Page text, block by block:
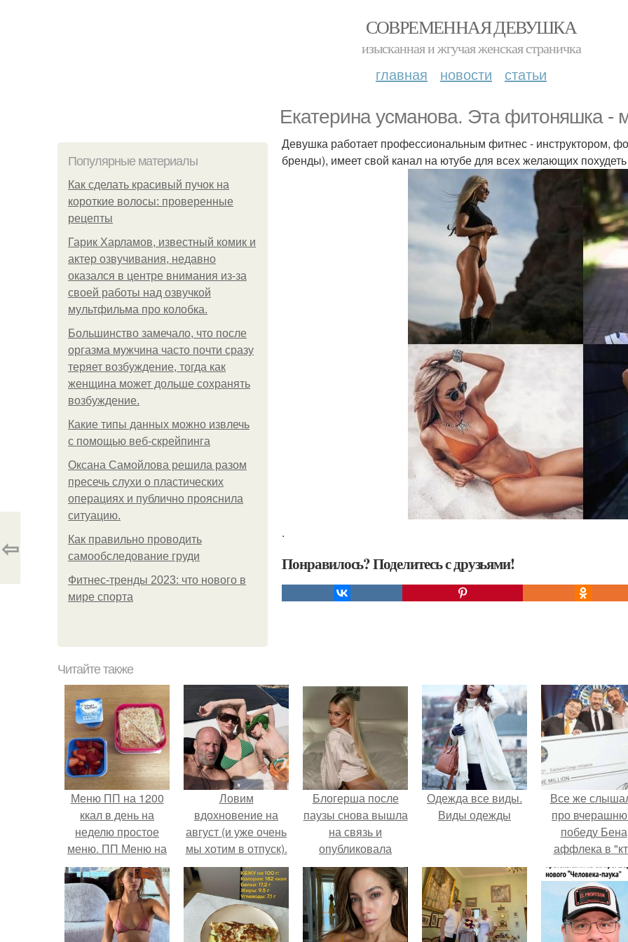
СОВРЕМЕННАЯ ДЕВУШКА
изысканная и жгучая женская страничка
главная новости статьи
Екатерина усманова. Эта фитоняшка -
Популярные материалы
Как сделать красивый пучок на
короткие волосы: проверенные
рецепты
Гарик Харламов, известный комик и
актер озвучивания, недавно
оказался в центре внимания из-за
своей работы над озвучкой
мультфильма про колобка.
Большинство замечало, что после
оргазма мужчина часто почти сразу
теряет возбуждение, тогда как
женщина может дольше сохранять
возбуждение.
Какие типы данных можно извлечь
с помощью веб-скрейпинга
Оксана Самойлова решила разом
пресечь слухи о пластических
операциях и публично прояснила
ситуацию.
Как правильно проводить
самообследование груди
Фитнес-тренды 2023: что нового в
мире спорта
Девушка работает профессиональным фитнес - инструктором,
бренды), имеет свой канал на ютубе для всех желающих похудеть
.
Понравилось? Поделитесь с друзьями!
⇦
Читайте также
Меню ПП на 1200
ккал в день на
неделю простое
меню. ПП Меню на
неделю
Ловим
вдохновение на
август (и уже очень
мы хотим в отпуск).
Блогерша после
паузы снова вышла
на связь и
опубликовала
свежую серию
кадров из спальни.
Одежда все виды.
Виды одежды
Все же
про
победу Бена
аффлека в
хочет стать